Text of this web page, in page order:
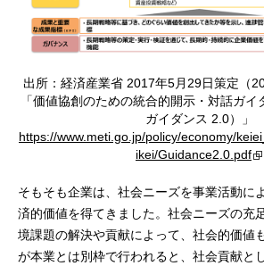
出所：経済産業省 2017年5月29日策定（
「価値協創のための統合的開示・対話ガ
ガイダンス 2.0）」
https://www.meti.go.jp/policy/economy/
ikei/Guidance2.0.pdf
そもそも企業は、社会ニーズを事業活動に
済的価値を得てきました。社会ニーズの充
境課題の解決や貢献によって、社会的価値
が本業とは別枠で行われると、社会貢献と